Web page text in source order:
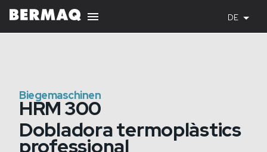
DE
Biegemaschinen
HRM 300
Dobladora termoplàstics
professional